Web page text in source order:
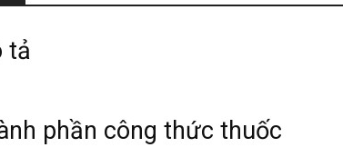
tả
phần công thức thuốc